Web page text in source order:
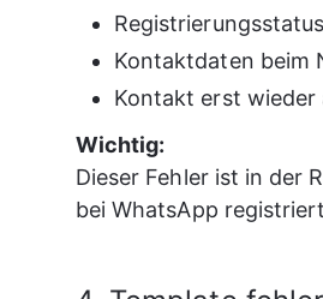
Kontaktdaten beim
Kontakt erst wieder
Wichtig:
Dieser Fehler ist in der
bei WhatsApp